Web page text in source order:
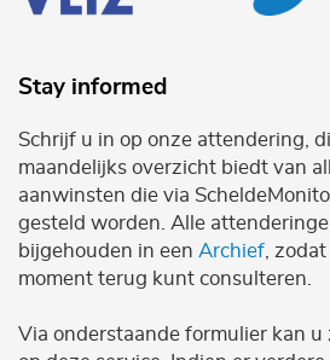
Stay informed
Schrijf u in op onze attendering,
maandelijks overzicht biedt van
aanwinsten die via
gesteld worden. Alle
bijgehouden in een Archief ,
moment terug kunt consulteren.
Via onderstaande formulier kan u